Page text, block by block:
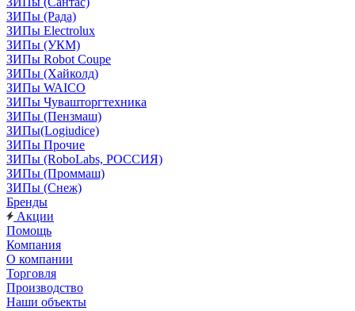
ЗИПы (Рада)
ЗИПы Electrolux
ЗИПы (УКМ)
ЗИПы Robot Coupe
ЗИПы (Хайколд)
ЗИПы WAICO
ЗИПы Чувашторгтехника
ЗИПы (Пензмаш)
ЗИПы(Logiudice)
ЗИПы Прочие
ЗИПы (RoboLabs, РОССИЯ)
ЗИПы (Проммаш)
ЗИПы (Снеж)
Бренды
Акции
Помощь
Компания
О компании
Торговля
Производство
Наши объекты